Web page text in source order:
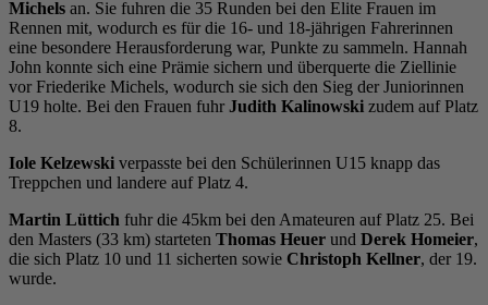
Michels an. Sie fuhren die 35 Runden bei den Elite Frauen im
Rennen mit, wodurch es für die 16- und 18-jährigen Fahrerinnen
eine besondere Herausforderung war, Punkte zu sammeln. Hannah
John konnte sich eine Prämie sichern und überquerte die Ziellinie
vor Friederike Michels, wodurch sie sich den Sieg der Juniorinnen
U19 holte. Bei den Frauen fuhr Judith Kalinowski zudem auf Platz
8.
Iole Kelzewski verpasste bei den Schülerinnen U15 knapp das
Treppchen und landere auf Platz 4.
Martin Lüttich fuhr die 45km bei den Amateuren auf Platz 25. Bei
den Masters (33 km) starteten Thomas Heuer und Derek Homeier,
die sich Platz 10 und 11 sicherten sowie Christoph Kellner, der 19.
wurde.